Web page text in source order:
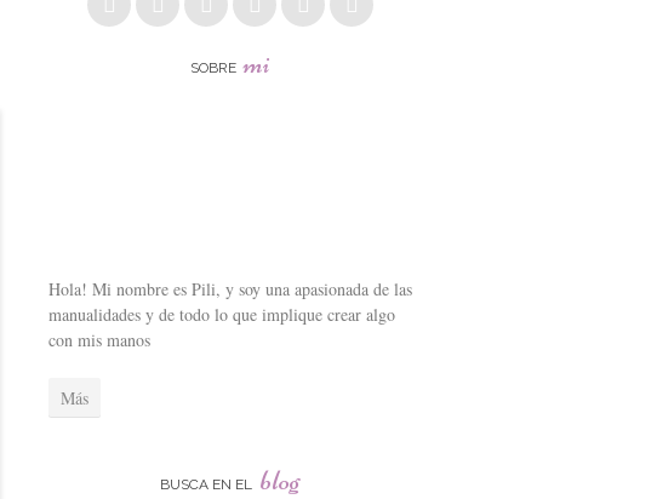
SOBRE mi
Hola! Mi nombre es Pili, y soy una apasionada de las
manualidades y de todo lo que implique crear algo
con mis manos
Más
BUSCA EN EL blog